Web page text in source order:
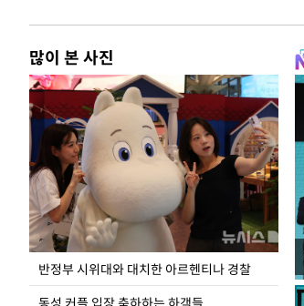
많이 본 사진
반정부 시위대와 대치한 아르헨티나 경찰
동성 커플 입장 축하하는 하객들